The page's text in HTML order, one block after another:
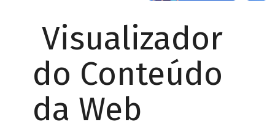
Visualizador
do Conteúdo
da Web